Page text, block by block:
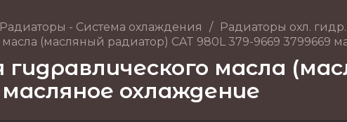
Радиаторы - Система охлаждения /
Радиаторы охл.
(масляный радиатор) CAT 980L 379-9669 3799669
масла
охлаждение